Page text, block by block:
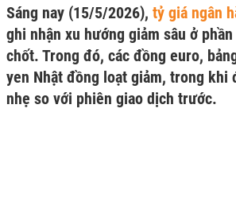
Sáng nay (15/5/2026), tỷ giá ngân
ghi nhận xu hướng giảm sâu ở
chốt. Trong đó, các đồng euro,
yen Nhật đồng loạt giảm, trong khi
nhẹ so với phiên giao dịch trước.